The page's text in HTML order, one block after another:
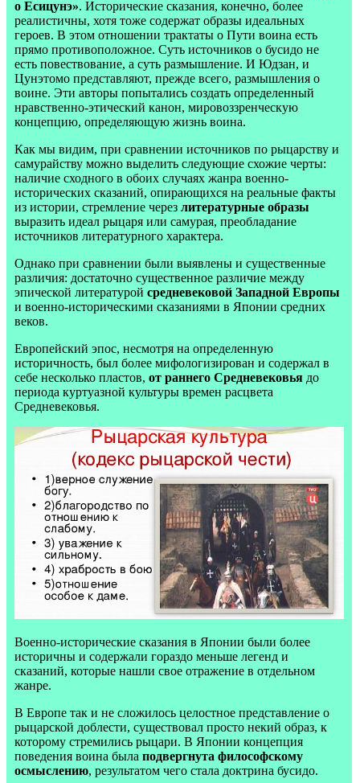
о Есицунэ». Исторические сказания, конечно, более
реалистичны, хотя тоже содержат образы идеальных
героев. В этом отношении трактаты о Пути воина есть
прямо противоположное. Суть источников о бусидо не
есть повествование, а суть размышление. И Юдзан, и
Цунэтомо представляют, прежде всего, размышления о
воине. Эти авторы попытались создать определенный
нравственно-этический канон, мировоззренческую
концепцию, определяющую жизнь воина.
Как мы видим, при сравнении источников по рыцарству и
самурайству можно выделить следующие схожие черты:
наличие сходного в обоих случаях жанра военно-
исторических сказаний, опирающихся на реальные факты
из истории, стремление через литературные образы
выразить идеал рыцаря или самурая, преобладание
источников литературного характера.
Однако при сравнении были выявлены и существенные
различия: достаточно существенное различие между
эпической литературой средневековой Западной Европы
и военно-историческими сказаниями в Японии средних
веков.
Европейский эпос, несмотря на определенную
историчность, был более мифологизирован и содержал в
себе несколько пластов, от раннего Средневековья до
периода куртуазной культуры времен расцвета
Средневековья.
Военно-исторические сказания в Японии были более
историчны и содержали гораздо меньше легенд и
сказаний, которые нашли свое отражение в отдельном
жанре.
В Европе так и не сложилось целостное представление о
рыцарской доблести, существовал просто некий образ, к
которому стремились рыцари. В Японии концепция
поведения воина была подвергнута философскому
осмыслению, результатом чего стала доктрина бусидо.